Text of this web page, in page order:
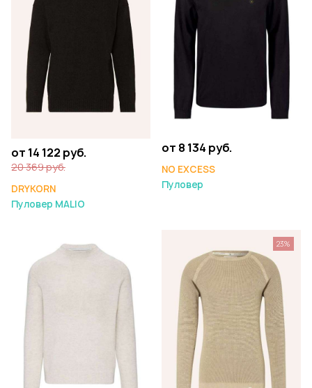
от 14 122 руб.
20 369 руб.
DRYKORN
Пуловер MALIO
от 8 134 руб.
NO EXCESS
Пуловер
23%